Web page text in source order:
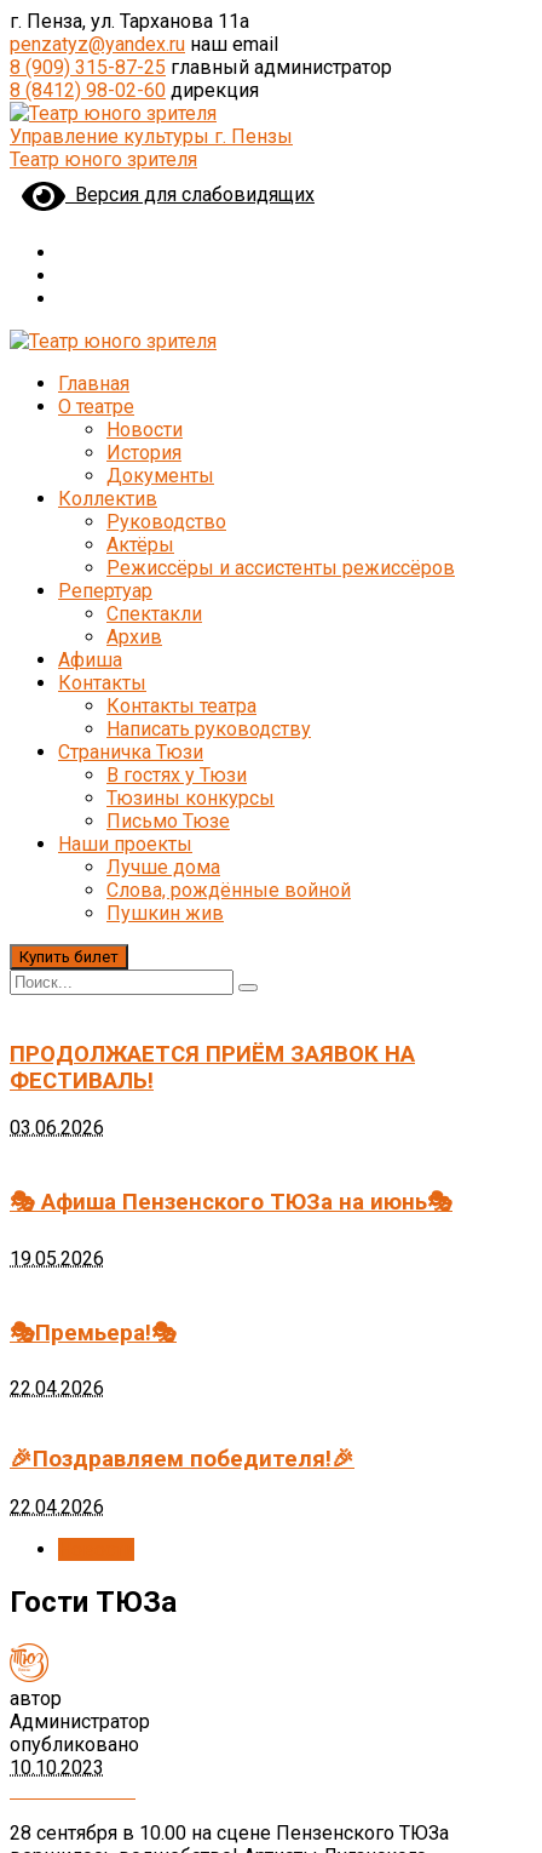
г. Пенза, ул. Тарханова 11а
penzatyz@yandex.ru наш email
8 (909) 315-87-25 главный администратор
8 (8412) 98-02-60 дирекция
Управление культуры г. Пензы
Театр юного зрителя
Версия для слабовидящих
Главная
О театре
Новости
История
Документы
Коллектив
Руководство
Актёры
Режиссёры и ассистенты режиссёров
Репертуар
Спектакли
Архив
Афиша
Контакты
Контакты театра
Написать руководству
Страничка Тюзи
В гостях у Тюзи
Тюзины конкурсы
Письмо Тюзе
Наши проекты
Лучше дома
Слова, рождённые войной
Пушкин жив
Купить билет
ПРОДОЛЖАЕТСЯ ПРИЁМ ЗАЯВОК НА
ФЕСТИВАЛЬ!
03.06.2026
🎭 Афиша Пензенского ТЮЗа на июнь🎭
19.05.2026
🎭Премьера!🎭
22.04.2026
🎉Поздравляем победителя!🎉
22.04.2026
Гости ТЮЗа
автор
Администратор
опубликовано
10.10.2023
28 сентября в 10.00 на сцене Пензенского ТЮЗа